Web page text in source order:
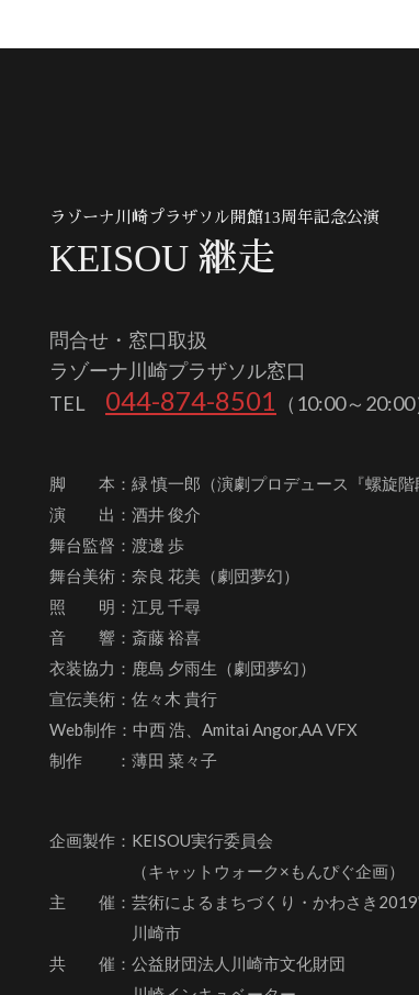
ラゾーナ川崎プラザソル開館13周年記念公演
KEISOU 継走
問合せ・窓口取扱
ラゾーナ川崎プラザソル窓口
TEL 044-874-8501 （10:00～20:00
脚 本：緑 慎一郎（演劇プロデュース『螺旋階
演 出：酒井 俊介
舞台監督：渡邊 歩
舞台美術：奈良 花美（劇団夢幻）
照 明：江見 千尋
音 響：斎藤 裕喜
衣装協力：鹿島 夕雨生（劇団夢幻）
宣伝美術：佐々木 貴行
Web制作：中西 浩、 Amitai Angor,AA VFX
制作 ：薄田 菜々子
企画製作：KEISOU実行委員会
（キャットウォーク×もんぴぐ企画）
主 催：芸術によるまちづくり・かわさき2019
川崎市
共 催：公益財団法人川崎市文化財団